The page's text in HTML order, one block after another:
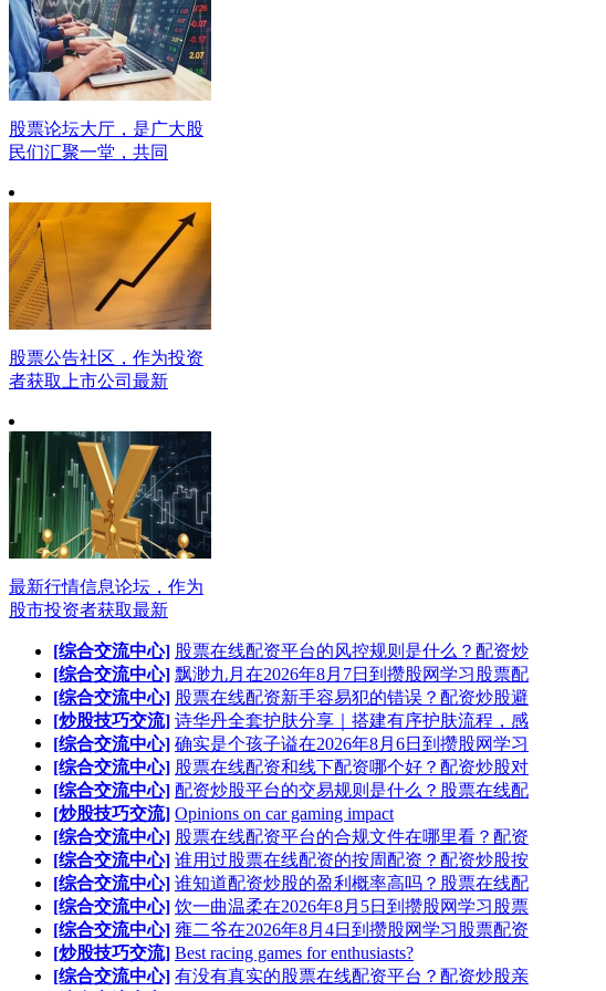
股票论坛大厅，是广大股
民们汇聚一堂，共同
股票公告社区，作为投资
者获取上市公司最新
最新行情信息论坛，作为
股市投资者获取最新
[综合交流中心] 股票在线配资平台的风控规则是什么？配资炒
[综合交流中心] 飘渺九月在2026年8月7日到攒股网学习股票配
[综合交流中心] 股票在线配资新手容易犯的错误？配资炒股避
[炒股技巧交流] 诗华丹全套护肤分享｜搭建有序护肤流程，感
[综合交流中心] 确实是个孩子谥在2026年8月6日到攒股网学习
[综合交流中心] 股票在线配资和线下配资哪个好？配资炒股对
[综合交流中心] 配资炒股平台的交易规则是什么？股票在线配
[炒股技巧交流] Opinions on car gaming impact
[综合交流中心] 股票在线配资平台的合规文件在哪里看？配资
[综合交流中心] 谁用过股票在线配资的按周配资？配资炒股按
[综合交流中心] 谁知道配资炒股的盈利概率高吗？股票在线配
[综合交流中心] 饮一曲温柔在2026年8月5日到攒股网学习股票
[综合交流中心] 雍二爷在2026年8月4日到攒股网学习股票配资
[炒股技巧交流] Best racing games for enthusiasts?
[综合交流中心] 有没有真实的股票在线配资平台？配资炒股亲